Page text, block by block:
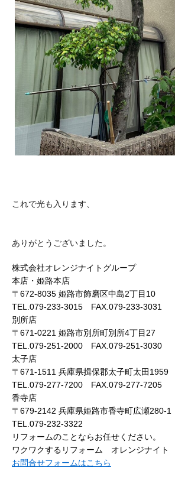
これで光も入ります、
ありがとうございました。
株式会社オレンジナイトグループ
本店・姫路本店
〒672-8035 姫路市飾磨区中島2丁目10
TEL.079-233-3015 FAX.079-233-3031
別所店
〒671-0221 姫路市別所町別所4丁目27
TEL.079-251-2000 FAX.079-251-3030
太子店
〒671-1511 兵庫県揖保郡太子町太田1959
TEL.079-277-7200 FAX.079-277-7205
香寺店
〒679-2142 兵庫県姫路市香寺町広瀬280-1
TEL.079-232-3322
リフォームのことならお任せください。
ワクワクするリフォーム オレンジナイト
お問合せフォームはこちら